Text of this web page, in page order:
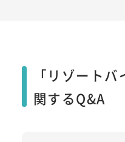
「リゾート
関するQ&A